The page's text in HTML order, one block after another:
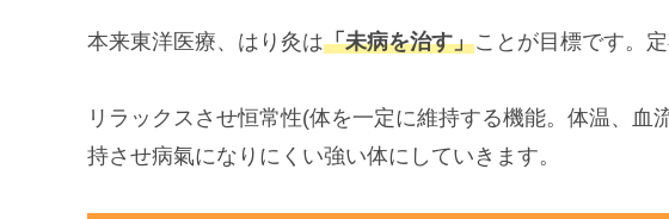
本来東洋医療、はり灸は「未病を治す」ことが目標です。
リラックスさせ恒常性(体を一定に維持する機能。体温、
持させ病氣になりにくい強い体にしていきます。